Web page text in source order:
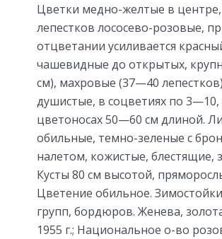
Цветки медно-желтые в
лепестков лососево-розовые,
отцветании усиливается
чашевидные до открытых,
см), махровые (37—40
душистые, в соцветиях по 3—10,
цветоносах 50—60 см длиной.
обильные, темно-зеленые с
налетом, кожистые, блестящие,
Кусты 80 см высотой,
Цветение обильное.
групп, бордюров. Женева,
1955 г.; Национальное о-во